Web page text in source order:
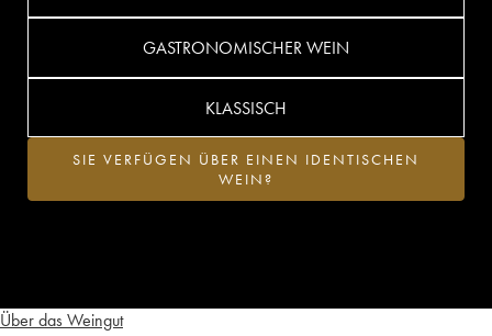
Über das Weingut
GASTRONOMISCHER WEIN
KLASSISCH
SIE VERFÜGEN ÜBER EINEN IDENTISCHEN
WEIN?